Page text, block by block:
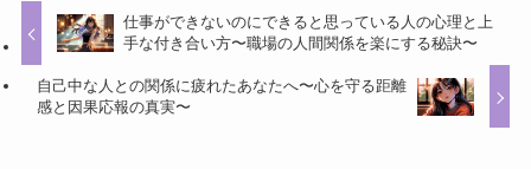
仕事ができないのにできると思っている人の心理と上
手な付き合い方〜職場の人間関係を楽にする秘訣〜
自己中な人との関係に疲れたあなたへ〜心を守る距離
感と因果応報の真実〜